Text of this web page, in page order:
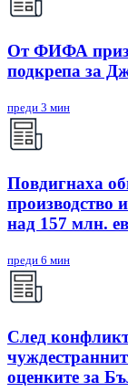
От ФИФА
подкрепа за
преди 3 мин
Повдигнаха
производство
над 157 млн.
преди 6 мин
След
оценките за